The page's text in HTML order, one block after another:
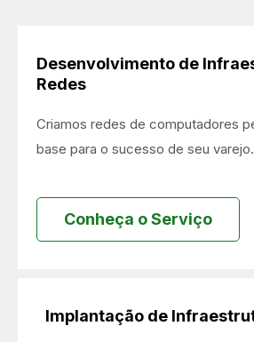
Desenvolvimento de
Redes
Criamos redes de computadores
base para o sucesso de seu varejo.
Conheça o Serviço
Implantação de